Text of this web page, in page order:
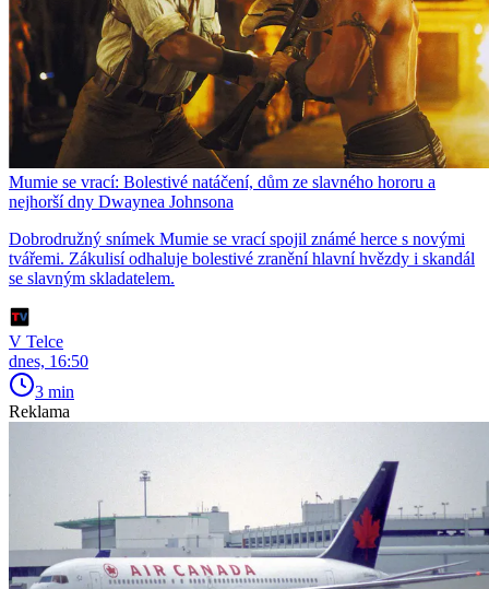
Mumie se vrací: Bolestivé natáčení, dům ze slavného hororu a
nejhorší dny Dwaynea Johnsona
Dobrodružný snímek Mumie se vrací spojil známé herce s novými
tvářemi. Zákulisí odhaluje bolestivé zranění hlavní hvězdy i skandál
se slavným skladatelem.
V Telce
dnes, 16:50
3 min
Reklama